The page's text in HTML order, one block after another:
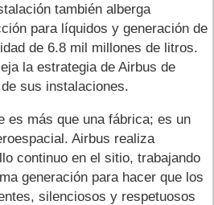
también alberga
para líquidos y generación de
de 6.8 mil millones de litros.
la estrategia de Airbus de
sus instalaciones.
es más que una fábrica; es un
Airbus realiza
continuo en el sitio, trabajando
generación para hacer que los
silenciosos y respetuosos